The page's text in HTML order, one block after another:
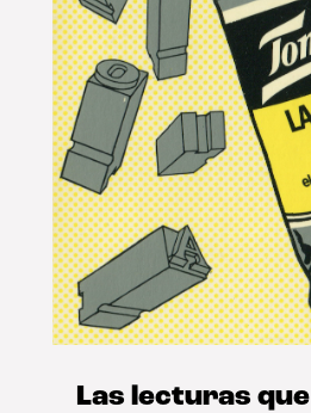
Las lecturas que